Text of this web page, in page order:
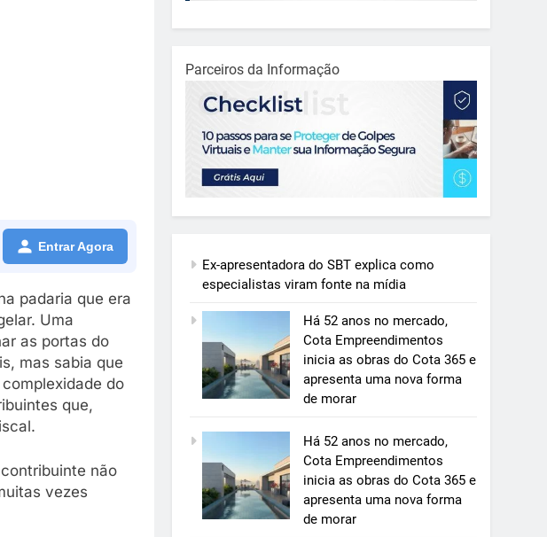
Entrar Agora
padaria que era
Uma
as portas do
mas sabia que
do
que,
não
vezes
Parceiros da Informação
Ex-apresentadora do SBT explica como
especialistas viram fonte na mídia
Há 52 anos no mercado,
Cota Empreendimentos
inicia as obras do Cota 365 e
apresenta uma nova forma
de morar
Há 52 anos no mercado,
Cota Empreendimentos
inicia as obras do Cota 365 e
apresenta uma nova forma
de morar